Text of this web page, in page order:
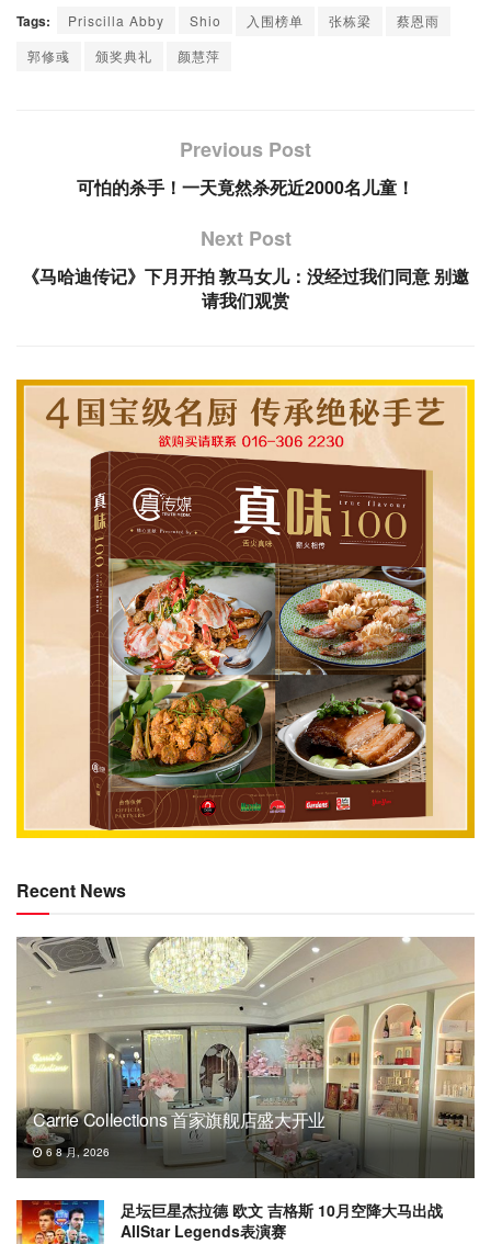
Tags: Priscilla Abby Shio 入围榜单 张栋梁
蔡恩雨
郭修彧
颁奖典礼 颜慧萍
Previous Post
可怕的杀手！一天竟然杀死近2000名儿童！
Next Post
《马哈迪传记》下月开拍 敦马女儿：没经过我们同意 别邀
请我们观赏
Recent News
Carrie Collections 首家旗舰店盛大开业
6 8 月, 2026
足坛巨星杰拉德 欧文 吉格斯 10月空降大马出战
AllStar Legends表演赛